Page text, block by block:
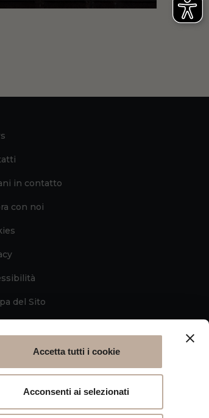
Accetta tutti i cookie
Acconsenti ai selezionati
in contatto
con noi
del Sito